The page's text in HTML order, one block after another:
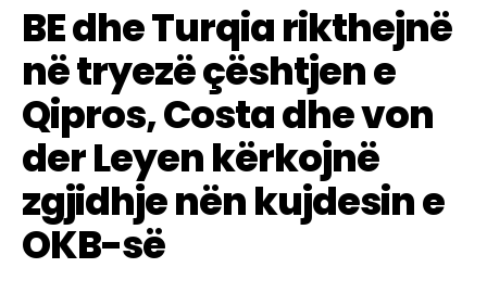
BE dhe Turqia rikthejnë
në tryezë çështjen e
Qipros, Costa dhe von
der Leyen kërkojnë
zgjidhje nën kujdesin e
OKB-së